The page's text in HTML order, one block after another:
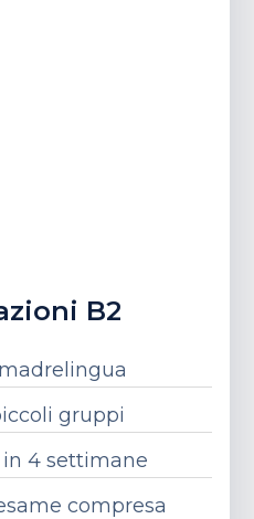
B2
gruppi
4 settimane
compresa